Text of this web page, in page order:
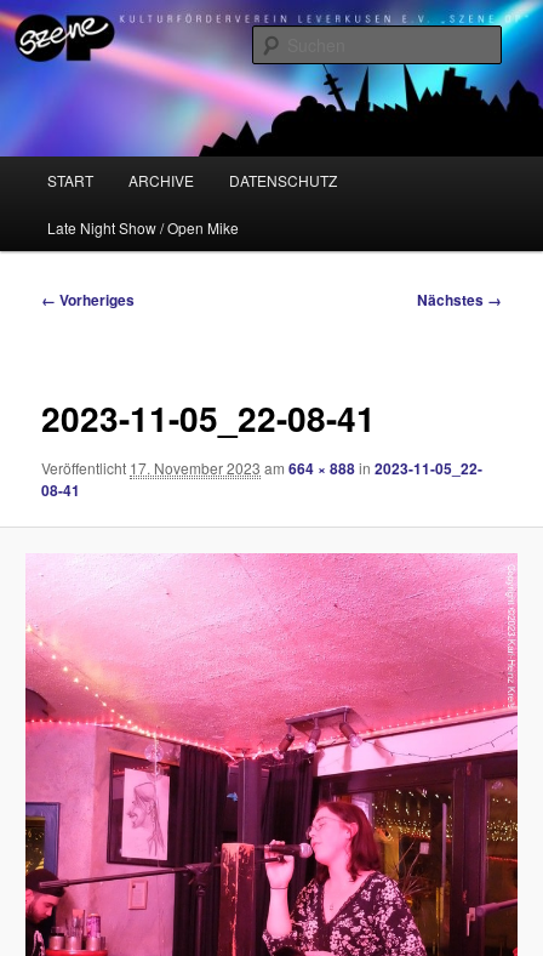
Zum
primären
Inhalt
Szene OP
Kulturförderverein Leverkusen e.V. "Szene OP"
START ARCHIVE DATENSCHUTZ
Late Night Show / Open Mike
Bilder-
← Vorheriges Nächstes →
2023-11-05_22-08-41
Veröffentlicht 17. November 2023 am664 × 888in2023-11-05_22-
08-41